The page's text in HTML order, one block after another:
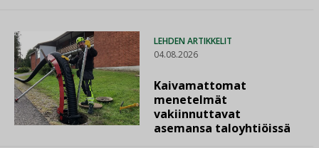
LEHDEN ARTIKKELIT
04.08.2026
Kaivamattomat
menetelmät
vakiinnuttavat
asemansa taloyhtiöissä